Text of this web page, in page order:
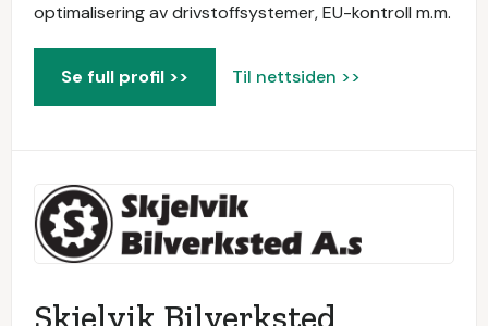
optimalisering av drivstoffsystemer, EU-kontroll m.m.
Se full profil >> Til nettsiden >>
Skjelvik Bilverksted